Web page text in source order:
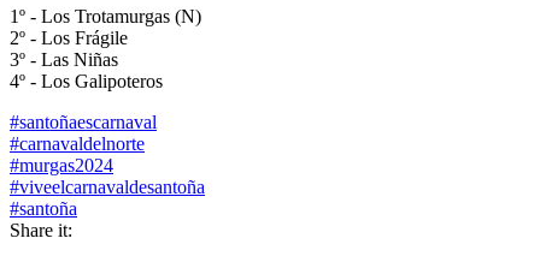
1º - Los Trotamurgas (N)
2º - Los Frágile
3º - Las Niñas
4º - Los Galipoteros
#santoñaescarnaval
#carnavaldelnorte
#murgas2024
#viveelcarnavaldesantoña
#santoña
Share it: